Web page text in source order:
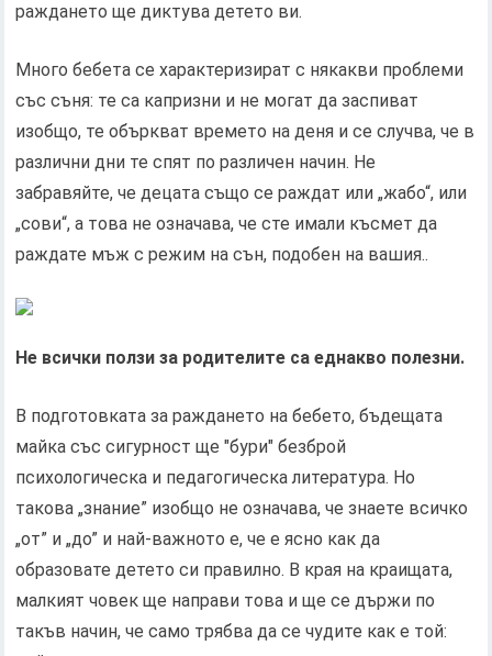
раждането ще диктува детето ви.
Много бебета се характеризират с някакви проблеми
със съня: те са капризни и не могат да заспиват
изобщо, те объркват времето на деня и се случва, че в
различни дни те спят по различен начин. Не
забравяйте, че децата също се раждат или „жабо“, или
„сови“, а това не означава, че сте имали късмет да
раждате мъж с режим на сън, подобен на вашия..
Не всички ползи за родителите са еднакво полезни.
В подготовката за раждането на бебето, бъдещата
майка със сигурност ще "бури" безброй
психологическа и педагогическа литература. Но
такова „знание” изобщо не означава, че знаете всичко
„от” и „до” и най-важното е, че е ясно как да
образовате детето си правилно. В края на краищата,
малкият човек ще направи това и ще се държи по
такъв начин, че само трябва да се чудите как е той: